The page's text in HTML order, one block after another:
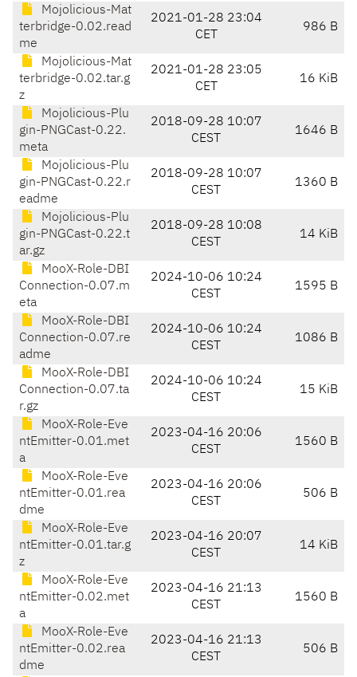
Mojolicious-Mat
terbridge-0.02.read
me
2021-01-28 23:04
CET
986 B
Mojolicious-Mat
terbridge-0.02.tar.g
z
2021-01-28 23:05
CET
16 KiB
Mojolicious-Plu
gin-PNGCast-0.22.
meta
2018-09-28 10:07
CEST
1646 B
Mojolicious-Plu
gin-PNGCast-0.22.r
eadme
2018-09-28 10:07
CEST
1360 B
Mojolicious-Plu
gin-PNGCast-0.22.t
ar.gz
2018-09-28 10:08
CEST
14 KiB
MooX-Role-DBI
Connection-0.07.m
eta
2024-10-06 10:24
CEST
1595 B
MooX-Role-DBI
Connection-0.07.re
adme
2024-10-06 10:24
CEST
1086 B
MooX-Role-DBI
Connection-0.07.ta
r.gz
2024-10-06 10:24
CEST
15 KiB
MooX-Role-Eve
ntEmitter-0.01.met
a
2023-04-16 20:06
CEST
1560 B
MooX-Role-Eve
ntEmitter-0.01.rea
dme
2023-04-16 20:06
CEST
506 B
MooX-Role-Eve
ntEmitter-0.01.tar.g
z
2023-04-16 20:07
CEST
14 KiB
MooX-Role-Eve
ntEmitter-0.02.met
a
2023-04-16 21:13
CEST
1560 B
MooX-Role-Eve
ntEmitter-0.02.rea
dme
2023-04-16 21:13
CEST
506 B